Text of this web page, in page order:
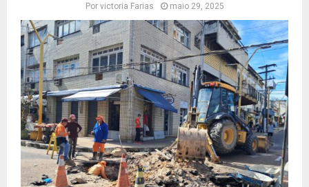
Por victoria Farias maio 29, 2025